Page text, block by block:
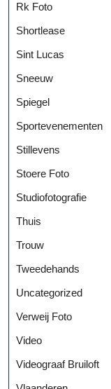
Rk Foto
Shortlease
Sint Lucas
Sneeuw
Spiegel
Sportevenementen
Stillevens
Stoere Foto
Studiofotografie
Thuis
Trouw
Tweedehands
Uncategorized
Verweij Foto
Video
Videograaf Bruiloft